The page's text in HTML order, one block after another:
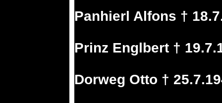
Panhierl Alfons †
Prinz Englbert †
Dorweg Otto †